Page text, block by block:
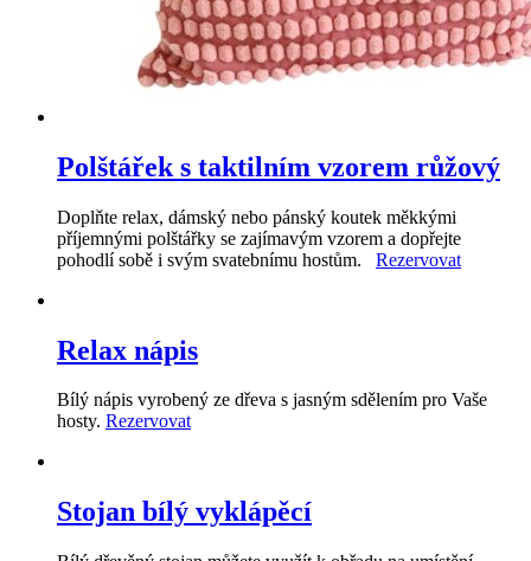
Polštářek s taktilním vzorem růžový
Doplňte relax, dámský nebo pánský koutek měkkými
příjemnými polštářky se zajímavým vzorem a dopřejte
pohodlí sobě i svým svatebnímu hostům. Rezervovat
Relax nápis
Bílý nápis vyrobený ze dřeva s jasným sdělením pro Vaše
hosty. Rezervovat
Stojan bílý vyklápěcí